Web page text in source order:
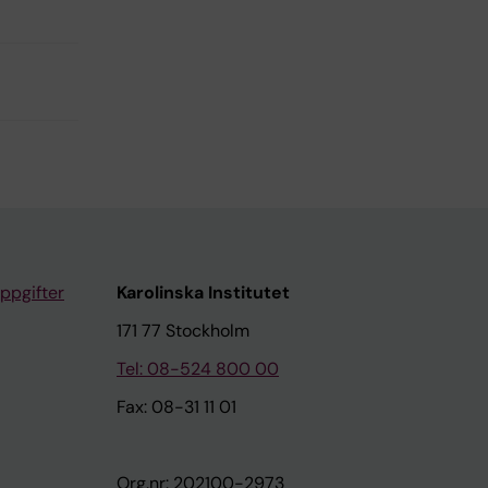
Karolinska Institutet
171 77 Stockholm
Tel: 08-524 800 00
Fax: 08-31 11 01
Org.nr: 202100-2973